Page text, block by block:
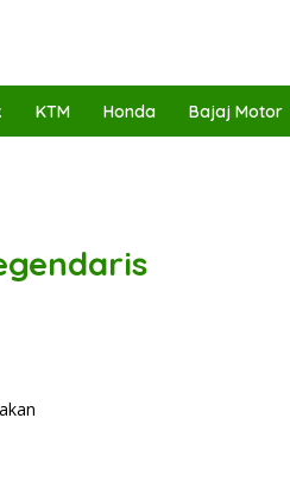
KTM Honda Bajaj Motor